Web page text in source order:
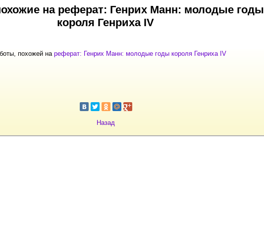
на реферат: Генрих Манн: молодые годы
короля Генриха IV
похожей на реферат: Генрих Манн: молодые годы короля Генриха IV
Назад